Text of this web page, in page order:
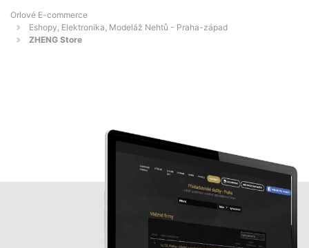
Orlové E-commerce
Eshopy, Elektronika, Modeláž Nehtů - Praha-západ
ZHENG Store